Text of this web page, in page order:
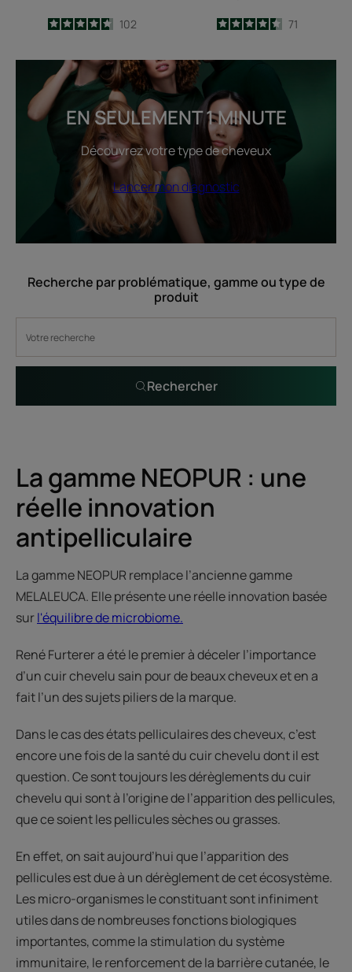
4.7
/5
102 4.5
/
5
71
EN SEULEMENT 1 MINUTE
Découvrez votre type de cheveux
Lancer mon diagnostic
Recherche par problématique, gamme ou type de
produit
Rechercher
La gamme NEOPUR : une
réelle innovation
antipelliculaire
La gamme NEOPUR remplace l’ancienne gamme
MELALEUCA. Elle présente une réelle innovation basée
surl'équilibre de microbiome.
René Furterer a été le premier à déceler l’importance
d’un cuir chevelu sain pour de beaux cheveux et en a
fait l’un des sujets piliers de la marque.
Dans le cas des états pelliculaires des cheveux, c’est
encore une fois de la santé du cuir chevelu dont il est
question. Ce sont toujours les dérèglements du cuir
chevelu qui sont à l’origine de l’apparition des pellicules,
que ce soient les pellicules sèches ou grasses.
En effet, on sait aujourd’hui que l’apparition des
pellicules est due à un dérèglement de cet écosystème.
Les micro-organismes le constituant sont infiniment
utiles dans de nombreuses fonctions biologiques
importantes, comme la stimulation du système
immunitaire, le renforcement de la barrière cutanée, le